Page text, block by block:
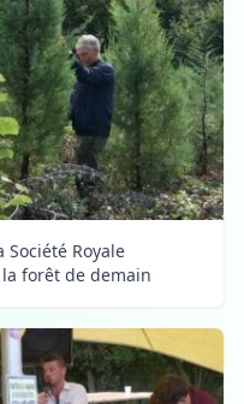
Société Royale
forêt de demain